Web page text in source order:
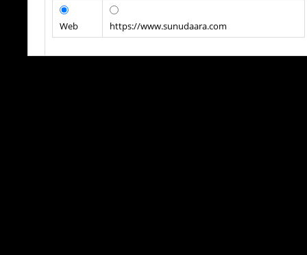
Web https://www.sunudaara.com